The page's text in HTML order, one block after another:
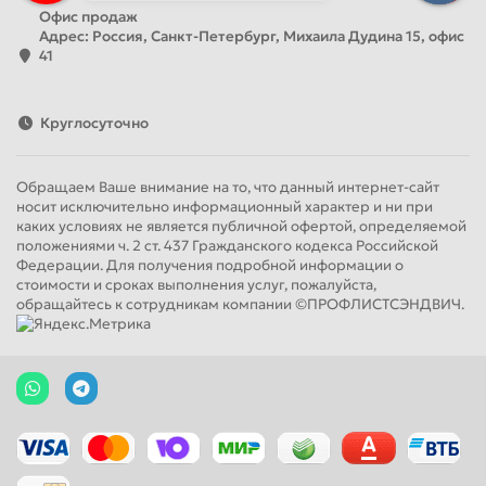
Офис продаж
Адрес: Россия, Санкт-Петербург, Михаила Дудина 15, офис
41
Круглосуточно
Обращаем Ваше внимание на то, что данный интернет-сайт
носит исключительно информационный характер и ни при
каких условиях не является публичной офертой, определяемой
положениями ч. 2 ст. 437 Гражданского кодекса Российской
Федерации. Для получения подробной информации о
стоимости и сроках выполнения услуг, пожалуйста,
обращайтесь к сотрудникам компании ©ПРОФЛИСТСЭНДВИЧ.